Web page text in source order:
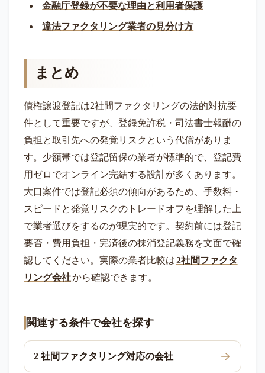
金融庁登録が不要な理由と利用者保護
違法ファクタリング業者の見分け方
まとめ
債権譲渡登記は2社間ファクタリングの法的対抗要
件として重要ですが、登録免許税・司法書士報酬の
負担と取引先への発覚リスクという代償がありま
す。少額帯では登記留保の業者が標準的で、登記費
用ゼロでオンライン完結する設計が多くあります。
大口案件では登記必須の傾向があるため、手数料・
スピードと発覚リスクのトレードオフを理解した上
で業者選びをするのが現実的です。契約前には登記
要否・費用負担・完済後の抹消登記義務を文面で確
認してください。実際の業者比較は2社間ファクタ
リング会社から確認できます。
関連する条件で会社を探す
2 社間ファクタリング対応の会社